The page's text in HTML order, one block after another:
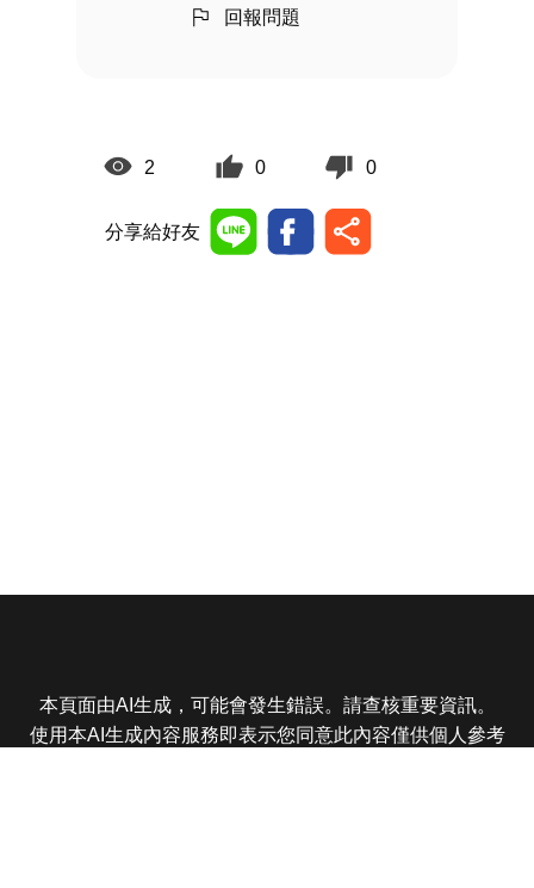
回報問題
2 0 0
分享給好友
本頁面由AI生成，可能會發生錯誤。請查核重要資訊。
使用本AI生成內容服務即表示您同意此內容僅供個人參考